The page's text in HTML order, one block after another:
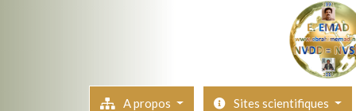
A propos Sites scientifiques